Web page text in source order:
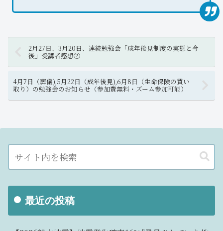
2月27日、3月20日、連続勉強会「成年後見制度の実態と今
後」受講者感想②
4月7日（葬儀),5月22日（成年後見),6月8日（生命保険の買い
取り）の勉強会のお知らせ（参加費無料・ズーム参加可能）
最近の投稿